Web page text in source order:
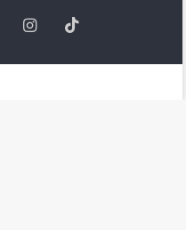
Instagram